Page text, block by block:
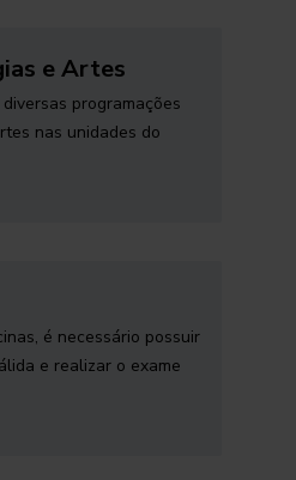
e Artes
programações
nas unidades do
é necessário possuir
e realizar o exame